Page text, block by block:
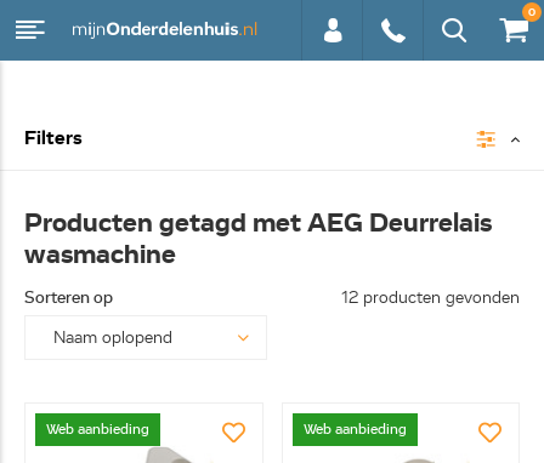
0
Filters
Producten getagd met AEG Deurrelais
wasmachine
Sorteren op 12 producten gevonden
Web aanbieding Web aanbieding